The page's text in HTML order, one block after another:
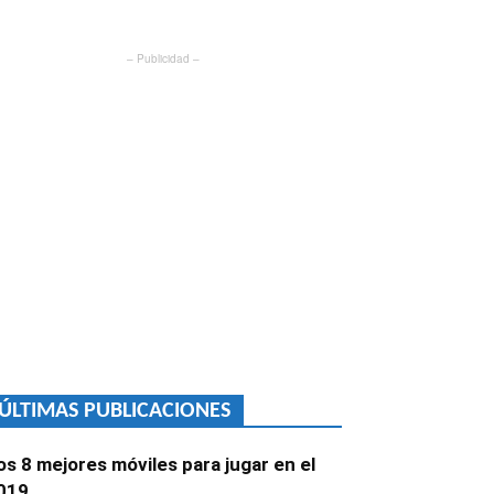
– Publicidad –
PUBLICACIONES
8 mejores móviles para jugar en el